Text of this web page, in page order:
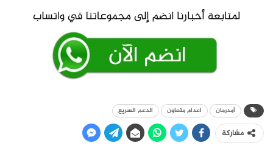
أمدرمان اعدام متعاون الدعم السريع
مشاركة